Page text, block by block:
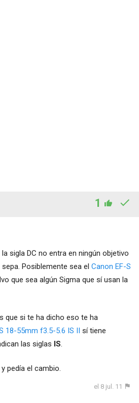
1
sigla DC no entra en ningún objetivo
Posiblemente sea el Canon EF-S
que sea algún Sigma que sí usan la
que si te ha dicho eso te ha
18-55mm f3.5-5.6 IS II sí tiene
las siglas IS.
pedía el cambio.
el 8 jul. 11